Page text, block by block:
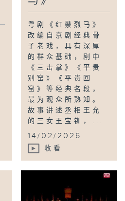
粤剧《红鬃烈马》
改编自京剧经典骨
子老戏，具有深厚
的群众基础，剧中
《三击掌》《平贵
别窑》《平贵回
窑》等经典名段，
最为观众所熟知。
故事讲述丞相王允
的三女王宝钏，...
14/02/2026
收看